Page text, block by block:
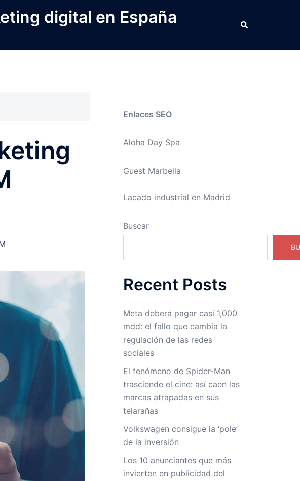
digital en España Buscar
Enlaces SEO
Aloha Day Spa
Guest Marbella
Lacado industrial en Madrid
Buscar
Recent Posts
Meta deberá pagar casi 1,000
mdd: el fallo que cambia la
regulación de las redes
sociales
El fenómeno de Spider-Man
trasciende el cine: así caen las
marcas atrapadas en sus
telarañas
Volkswagen consigue la ‘pole’
de la inversión
Los 10 anunciantes que más
invierten en publicidad del